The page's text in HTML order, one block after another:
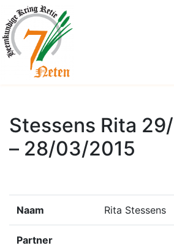
Stessens Rita
– 28/03/2015
Naam Rita Stessens
Partner